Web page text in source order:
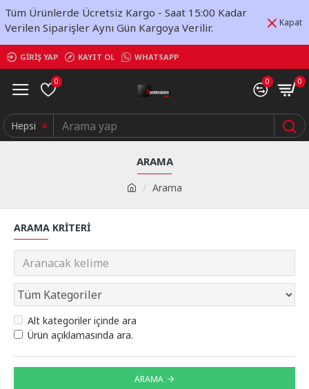
Tüm Ürünlerde Ücretsiz Kargo - Saat 15:00 Kadar
Verilen Siparişler Aynı Gün Kargoya Verilir.
Kapat
GIRIŞ YAP KAYIT OL WHATSAPP
0 0 0
Hepsi
Arama
ARAMA
ARAMA KRITERI
Alt kategoriler içinde ara
Ürün açıklamasında ara.
ARAMA